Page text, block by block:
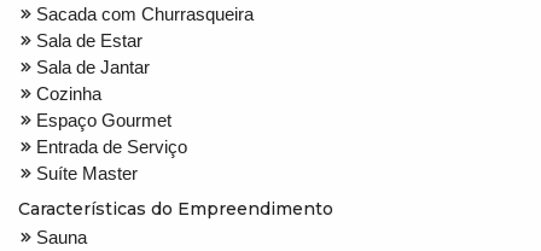
Sacada com Churrasqueira
Sala de Estar
Sala de Jantar
Cozinha
Espaço Gourmet
Entrada de Serviço
Suíte Master
Características do Empreendimento
Sauna